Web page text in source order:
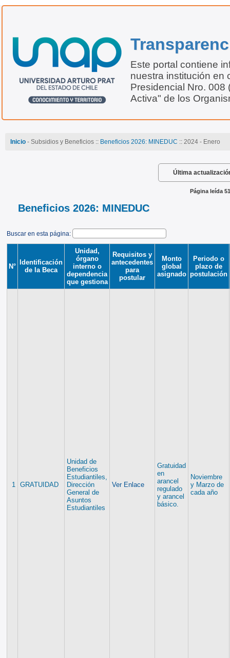
Este portal contiene
nuestra institución en
Presidencial Nro. 008
Activa" de los
Inicio- Subsidios y Beneficios :: Beneficios 2026: MINEDUC :: 2024 - Enero
Última
Página leída
Beneficios 2026: MINEDUC
Buscar en esta página:
N°
Identificación
de la Beca
Unidad,
órgano
interno o
dependencia
que gestiona
Requisitos y
antecedentes
para
postular
Monto
global
asignado
Periodo o
plazo de
postulación
1 GRATUIDAD
Unidad de
Beneficios
Estudiantiles,
Dirección
General de
Asuntos
Estudiantiles
Ver Enlace
Gratuidad
en
arancel
regulado
y arancel
básico.
Noviembre
y Marzo de
cada año